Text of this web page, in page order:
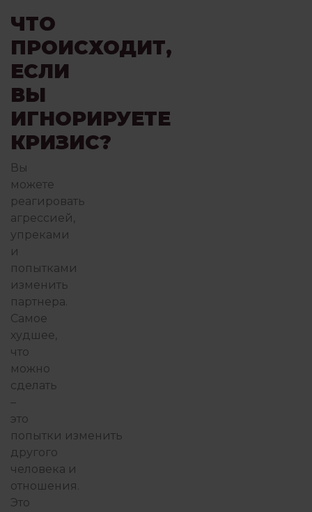
ЧТО
ПРОИСХОДИТ,
ЕСЛИ
ВЫ
ИГНОРИРУЕТЕ
КРИЗИС?
Вы
можете
реагировать
агрессией,
упреками
и
попытками
изменить
партнера.
Самое
худшее,
что
можно
сделать
–
это
попытки изменить
другого
человека и
отношения.
Это